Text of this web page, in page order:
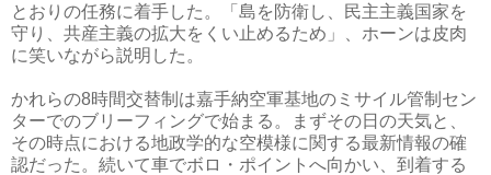
とおりの任務に着手した。「島を防衛し、民主主義国家を
守り、共産主義の拡大をくい止めるため」、ホーンは皮肉
に笑いながら説明した。
かれらの8時間交替制は嘉手納空軍基地のミサイル管制セン
ターでのブリーフィングで始まる。まずその日の天気と、
その時点における地政学的な空模様に関する最新情報の確
認だった。続いて車でボロ・ポイントへ向かい、到着する